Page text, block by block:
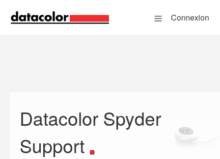
Connexion
Datacolor Spyder
Support
Recherche